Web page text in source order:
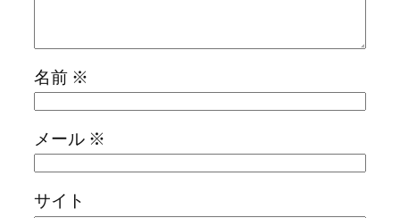
名前 ※
メール ※
サイト